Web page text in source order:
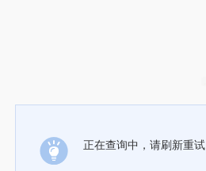
正在查询中，请刷新重试